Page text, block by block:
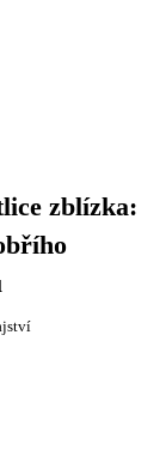
zblízka: